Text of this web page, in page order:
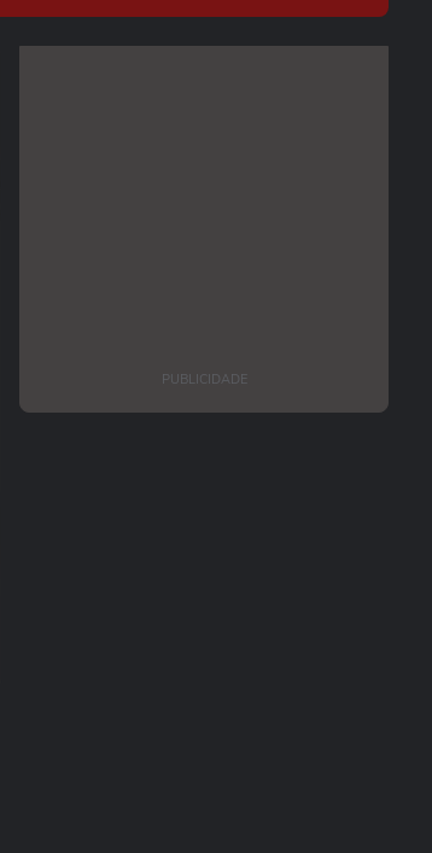
PUBLICIDADE